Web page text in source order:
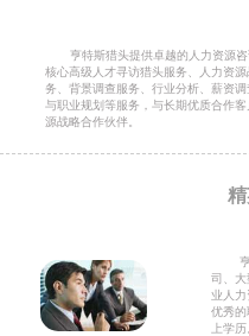
亨特斯猎头提供卓越的人力资源咨
核心高级人才寻访猎头服务、人力资源
务、背景调查服务、行业分析、薪资
与职业规划等服务，与长期优质合作
源战略合作伙伴。
亨特
司、大
业人力
优秀的
上学历